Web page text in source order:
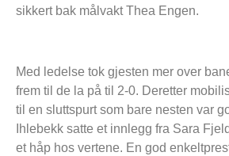
sikkert bak målvakt Thea Engen.
Med ledelse tok gjesten mer over
frem til de la på til 2-0. Deretter
til en sluttspurt som bare nesten var
Ihlebekk satte et innlegg fra Sara
et håp hos vertene. En god